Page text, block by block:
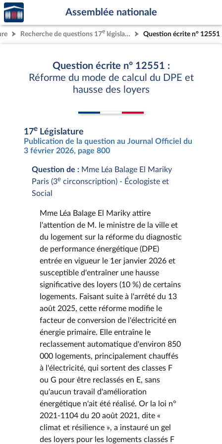
Aller au contenu
Aller en bas de la page
Accèder
à la
page
d'accueil
Assemblée nationale
Recherche de questions 17e législature Question écrite n° 12551
Question écrite n° 12551 :
Réforme du mode de calcul du DPE et
hausse des loyers
17e Législature
Publication de la question au Journal Officiel du
3 février 2026, page 800
Question de : Mme Léa Balage El Mariky
Paris (3e circonscription) - Écologiste et
Social
Mme Léa Balage El Mariky attire
l'attention de M. le ministre de la ville et
du logement sur la réforme du diagnostic
de performance énergétique (DPE)
entrée en vigueur le 1er janvier 2026 et
susceptible d'entraîner une hausse
significative des loyers (10 %) de certains
logements. Faisant suite à l'arrêté du 13
août 2025, cette réforme modifie le
facteur de conversion de l'électricité en
énergie primaire. Elle entraîne le
reclassement automatique d'environ 850
000 logements, principalement chauffés
à l'électricité, qui sortent des classes F
ou G pour être reclassés en E, sans
qu'aucun travail d'amélioration
énergétique n'ait été réalisé. Or la loi n°
2021-1104 du 20 août 2021, dite «
climat et résilience », a instauré un gel
des loyers pour les logements classés F